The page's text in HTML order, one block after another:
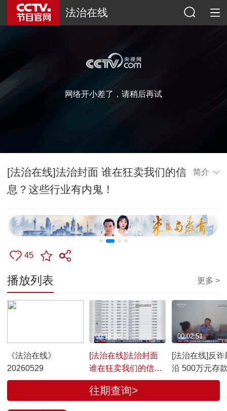
法治在线
网络开小差了，请稍后再试
[法治在线]法治封面 谁在狂卖我们的信
息？这些行业有内鬼！
简介
45
播放列表 更多 >
《法治在线》
20260529
[法治在线]法治封面
谁在狂卖我们的信
息？这些行业有内
鬼！
00:19:26
[法治在线]反诈
沿 500万元存
骗！警惕网络
00:02:51
往期查询>